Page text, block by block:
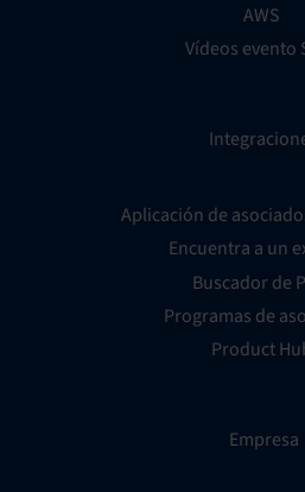
AWS
Vídeos evento
Aplicación de
Encuentra a un
Buscador de
Programas de
Product
Empresa